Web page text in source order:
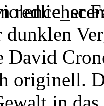
redlicher
dunklen
David
originell.